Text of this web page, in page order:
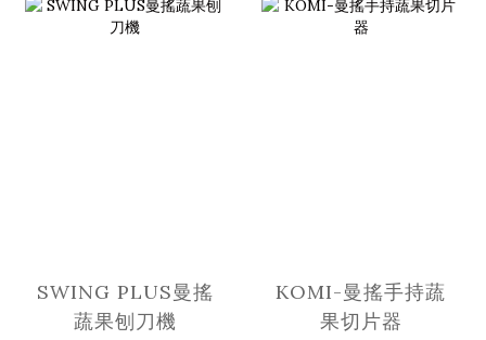
SWING PLUS曼搖
蔬果刨刀機
KOMI-曼搖手持蔬
果切片器